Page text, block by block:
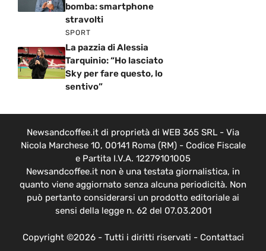
bomba: smartphone
stravolti
SPORT
La pazzia di Alessia
Tarquinio: “Ho lasciato
Sky per fare questo, lo
sentivo”
Newsandcoffee.it di proprietà di WEB 365 SRL - Via
Nicola Marchese 10, 00141 Roma (RM) - Codice Fiscale
e Partita I.V.A. 12279101005
Newsandcoffee.it non è una testata giornalistica, in
quanto viene aggiornato senza alcuna periodicità. Non
può pertanto considerarsi un prodotto editoriale ai
sensi della legge n. 62 del 07.03.2001
Copyright ©2026 - Tutti i diritti riservati - Contattaci